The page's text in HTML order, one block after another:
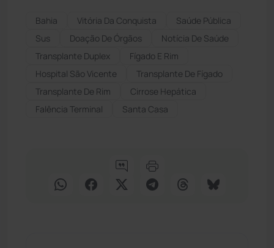
Bahia Vitória Da Conquista
Saúde Pública
Sus
Doação De Órgãos
Notícia De Saúde
Transplante Duplex
Fígado E Rim
Hospital São Vicente
Transplante De Fígado
Transplante De Rim
Cirrose Hepática
Falência Terminal
Santa Casa